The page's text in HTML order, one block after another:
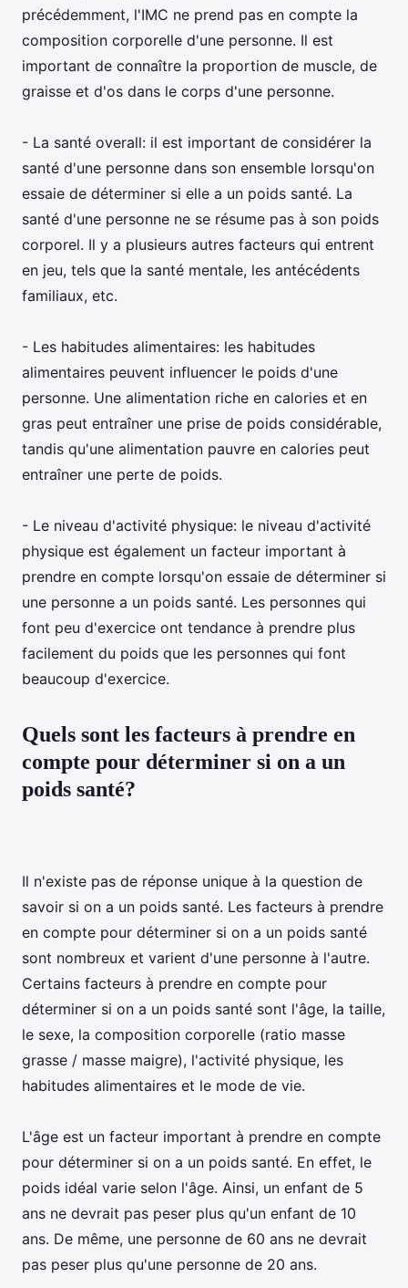
précédemment, l'IMC ne prend pas en compte la
composition corporelle d'une personne. Il est
important de connaître la proportion de muscle, de
graisse et d'os dans le corps d'une personne.
- La santé overall: il est important de considérer la
santé d'une personne dans son ensemble lorsqu'on
essaie de déterminer si elle a un poids santé. La
santé d'une personne ne se résume pas à son poids
corporel. Il y a plusieurs autres facteurs qui entrent
en jeu, tels que la santé mentale, les antécédents
familiaux, etc.
- Les habitudes alimentaires: les habitudes
alimentaires peuvent influencer le poids d'une
personne. Une alimentation riche en calories et en
gras peut entraîner une prise de poids considérable,
tandis qu'une alimentation pauvre en calories peut
entraîner une perte de poids.
- Le niveau d'activité physique: le niveau d'activité
physique est également un facteur important à
prendre en compte lorsqu'on essaie de déterminer si
une personne a un poids santé. Les personnes qui
font peu d'exercice ont tendance à prendre plus
facilement du poids que les personnes qui font
beaucoup d'exercice.
Quels sont les facteurs à prendre en
compte pour déterminer si on a un
poids santé?
Il n'existe pas de réponse unique à la question de
savoir si on a un poids santé. Les facteurs à prendre
en compte pour déterminer si on a un poids santé
sont nombreux et varient d'une personne à l'autre.
Certains facteurs à prendre en compte pour
déterminer si on a un poids santé sont l'âge, la taille,
le sexe, la composition corporelle (ratio masse
grasse / masse maigre), l'activité physique, les
habitudes alimentaires et le mode de vie.
L'âge est un facteur important à prendre en compte
pour déterminer si on a un poids santé. En effet, le
poids idéal varie selon l'âge. Ainsi, un enfant de 5
ans ne devrait pas peser plus qu'un enfant de 10
ans. De même, une personne de 60 ans ne devrait
pas peser plus qu'une personne de 20 ans.